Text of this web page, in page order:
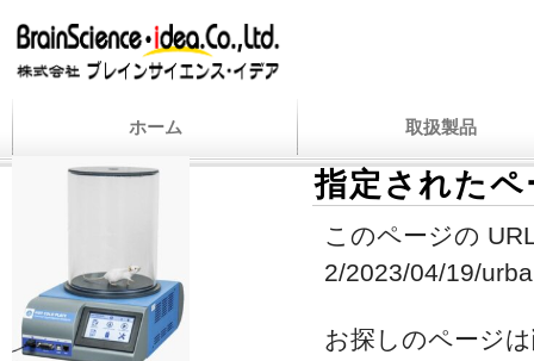
ホーム 取扱製品
指定された
このページの
2/2023/04/19/
お探しのページ